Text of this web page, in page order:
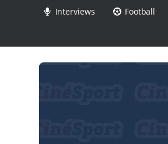
Interviews Football